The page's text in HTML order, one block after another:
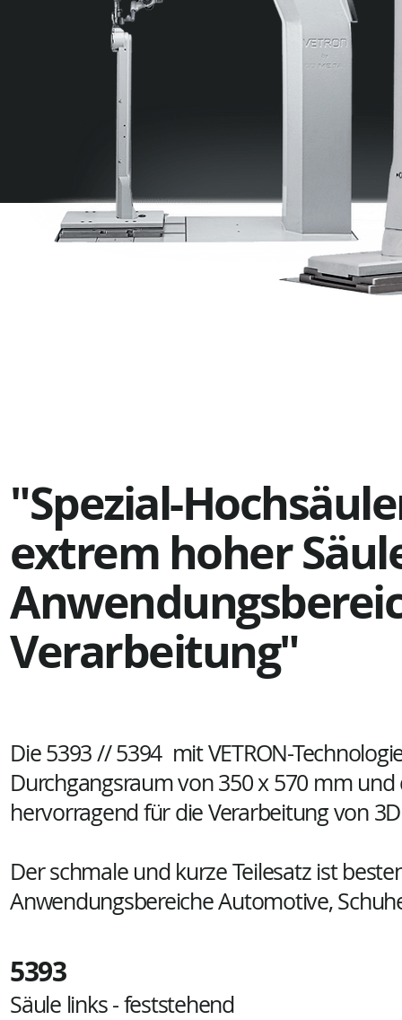
"Spezial-
extrem hoher
Verarbeitung"
Die 5393 // 5394 mit VETRON-
Durchgangsraum von 350 x 570 mm
hervorragend für die Verarbeitung von
Der schmale und kurze Teilesatz ist
Anwendungsbereiche Automotive,
5393
Säule links - feststehend